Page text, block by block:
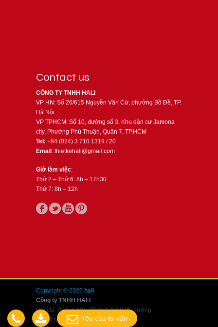
Contact us
CÔNG TY TNHH HALI
VP HN: Số 26/615 Nguyễn Văn Cừ, phường Bồ Đề, TP.
Hà Nội
VP TPHCM: Số 10, đường số 3, Khu dân cư Jamona
city, Phường Phú Thuận, Quận 7, TP.HCM
Tel: +84 (024) 3 710 1319 / 20
Email : thietkehali@gmail.com
Giờ làm việc:
Thứ 2 – Thứ 6: 8h – 17h30
Thứ 7: 8h – 12h
Copyright © 2026 hali
Công ty TNHH HALI
Địa chỉ: Phòng 401, Tầng 4, Số 80B, đường
Nguyễn Văn Cừ, Long Biên, Hà Nội
Yêu cầu tư vấn